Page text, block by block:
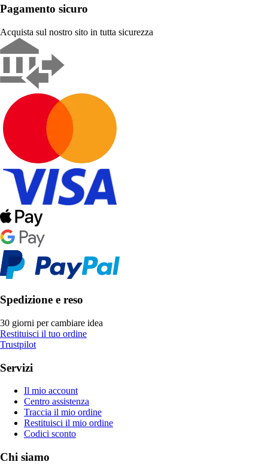
Pagamento sicuro
Acquista sul nostro sito in tutta sicurezza
Spedizione e reso
30 giorni per cambiare idea
Restituisci il tuo ordine
Trustpilot
Servizi
Il mio account
Centro assistenza
Traccia il mio ordine
Restituisci il mio ordine
Codici sconto
Chi siamo